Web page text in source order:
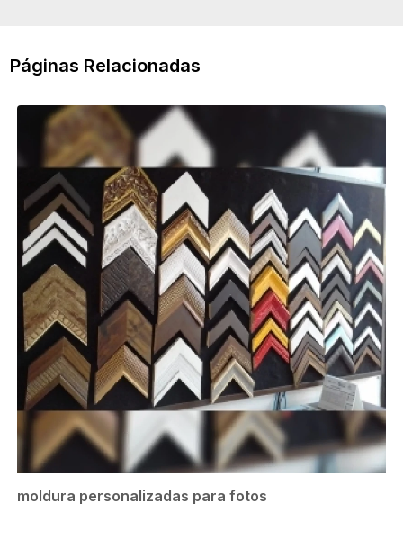
Páginas Relacionadas
moldura personalizadas para fotos